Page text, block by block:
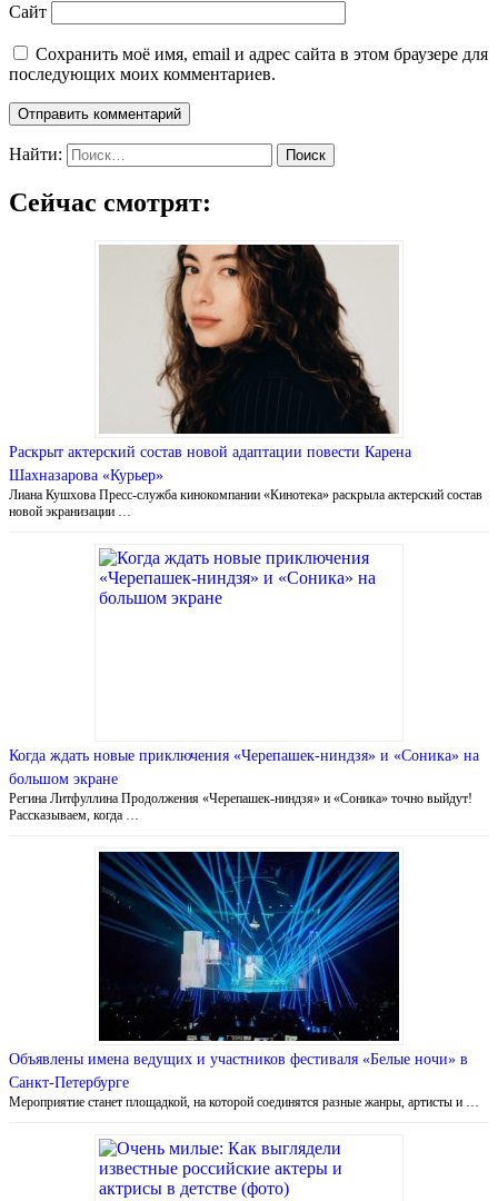
Сайт
Сохранить моё имя, email и адрес сайта в этом браузере для
последующих моих комментариев.
Найти:
Сейчас смотрят:
Раскрыт актерский состав новой адаптации повести Карена
Шахназарова «Курьер»
Лиана Кушхова Пресс-служба кинокомпании «Кинотека» раскрыла актерский состав
новой экранизации …
Когда ждать новые приключения «Черепашек-ниндзя» и «Соника» на
большом экране
Регина Литфуллина Продолжения «Черепашек-ниндзя» и «Соника» точно выйдут!
Рассказываем, когда …
Объявлены имена ведущих и участников фестиваля «Белые ночи» в
Санкт-Петербурге
Мероприятие станет площадкой, на которой соединятся разные жанры, артисты и …